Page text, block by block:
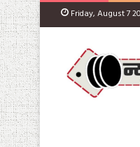
Friday, August 7